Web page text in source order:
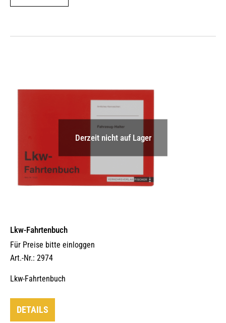
Derzeit nicht auf Lager
Lkw-Fahrtenbuch
Für Preise bitte einloggen
Art.-Nr.: 2974
Lkw-Fahrtenbuch
DETAILS